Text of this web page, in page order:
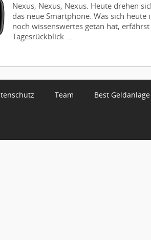
Nexus, Nexus, Nexus. Heute drehen
das neue Smartphone. Was sich
noch wissenswertes getan hat,
Tagesrückblick ...
Team Best Geldanlage